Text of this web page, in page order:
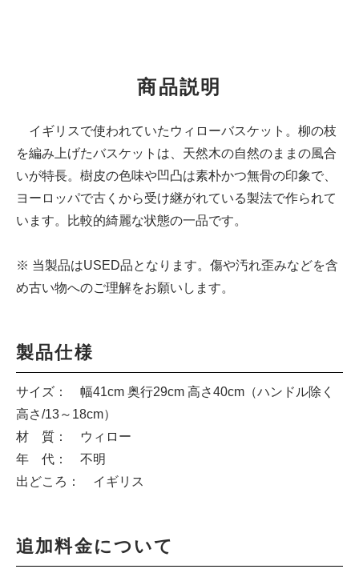
商品説明
イギリスで使われていたウィローバスケット。柳の枝
を編み上げたバスケットは、天然木の自然のままの風合
いが特長。樹皮の色味や凹凸は素朴かつ無骨の印象で、
ヨーロッパで古くから受け継がれている製法で作られて
います。比較的綺麗な状態の一品です。
※ 当製品はUSED品となります。傷や汚れ歪みなどを含
め古い物へのご理解をお願いします。
製品仕様
サイズ： 幅41cm 奥行29cm 高さ40cm（ハンドル除く
高さ/13～18cm）
材 質： ウィロー
年 代： 不明
出どころ： イギリス
追加料金について